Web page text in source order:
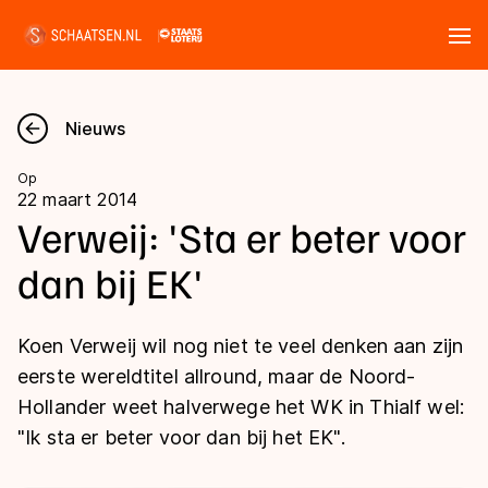
Nieuws
Kalender
Disciplines
Langebaan
Shorttrack
Inlineskaten
Uitslagen
Langebaan
Shorttrack
Tijden & historie
Nieuws
Op
22 maart 2014
Verweij: 'Sta er beter voor
dan bij EK'
Koen Verweij wil nog niet te veel denken aan zijn
eerste wereldtitel allround, maar de Noord-
Hollander weet halverwege het WK in Thialf wel:
"Ik sta er beter voor dan bij het EK".